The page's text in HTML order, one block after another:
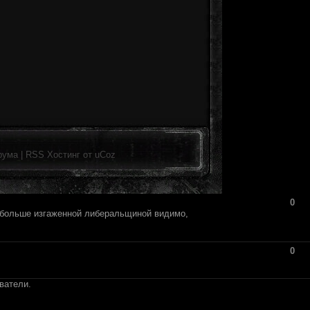
RSS Хостинг от uCoz
0
изгаженной либеральщиной видимо,
0